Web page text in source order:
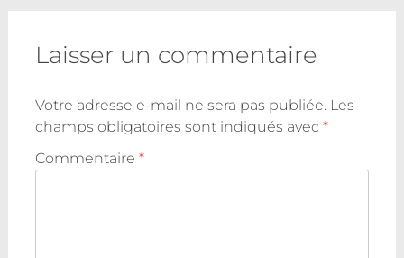
l'article
Laisser un commentaire
Votre adresse e-mail ne sera pas publiée. Les
champs obligatoires sont indiqués avec *
Commentaire *